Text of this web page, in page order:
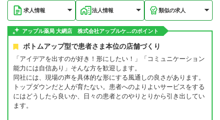
求人情報 法人情報 類似の求人
アップル薬局 大網店 株式会社アップルケ…のポイント
ボトムアップ型で患者さま本位の店舗づくり
「アイデアを出すのが好き！形にしたい！」「コミュニケーション
能力には自信あり」そんな方を歓迎します。
同社には、現場の声を具体的な形にする風通しの良さがあります。
トップダウンだと人が育たない。患者へのよりよいサービスをする
にはどうしたら良いか、日々の患者とのやりとりから引き出してい
ます。